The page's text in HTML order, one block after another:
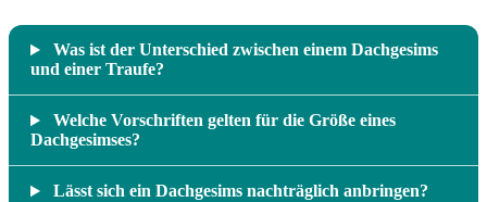
Was ist der Unterschied zwischen einem Dachgesims
und einer Traufe?
Welche Vorschriften gelten für die Größe eines
Dachgesimses?
Lässt sich ein Dachgesims nachträglich anbringen?